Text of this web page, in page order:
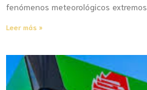
fenómenos meteorológicos extremos.
Leer más »